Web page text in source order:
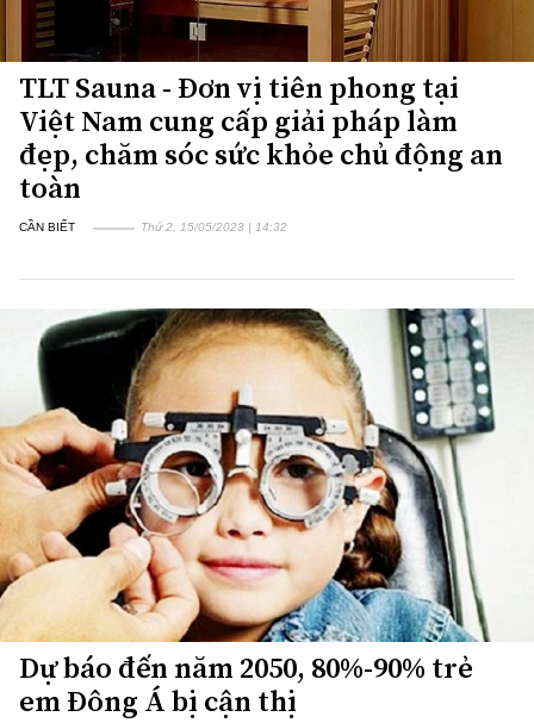
TLT Sauna - Đơn vị tiên phong tại
Việt Nam cung cấp giải pháp làm
đẹp, chăm sóc sức khỏe chủ động an
toàn
CẦN BIẾT Thứ 2, 15/05/2023 | 14:32
Dự báo đến năm 2050, 80%-90% trẻ
em Đông Á bị cận thị